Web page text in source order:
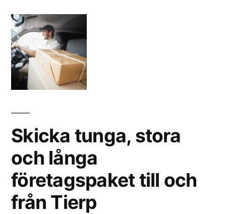
Skicka tunga, stora
och långa
företagspaket till och
från Tierp